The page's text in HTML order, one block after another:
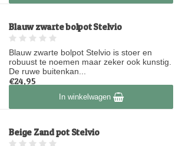
Blauw zwarte bolpot Stelvio
Blauw zwarte bolpot Stelvio is stoer en
robuust te noemen maar zeker ook kunstig.
De ruwe buitenkan...
€24,95
Op voorraadIn winkelwagen
Beige Zand pot Stelvio